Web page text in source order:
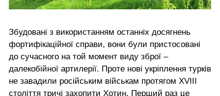
Збудовані з використанням останніх досягнень
фортифікаційної справи, вони були пристосовані
до сучасного на той момент виду зброї –
далекобійної артилерії. Проте нові укріплення турків
не завадили російським військам протягом XVIII
століття тричі захопити Хотин. Перший раз це